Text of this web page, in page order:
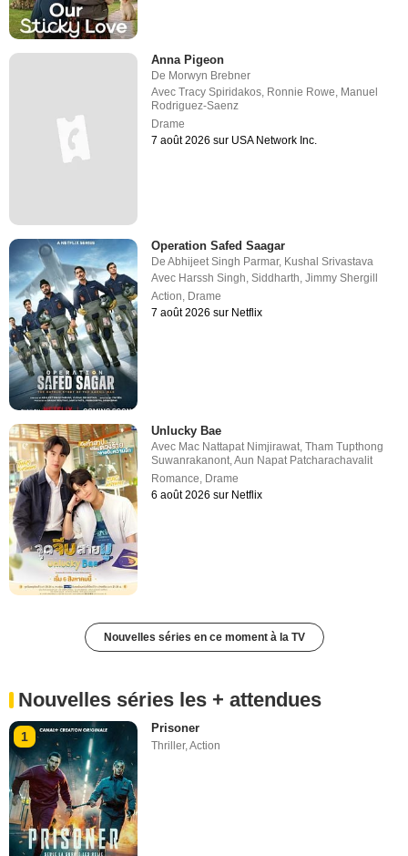
Anna Pigeon
De Morwyn Brebner
AvecTracy Spiridakos, Ronnie Rowe, Manuel
Rodriguez-Saenz
Drame
7 août 2026 sur USA Network Inc.
Operation Safed Saagar
DeAbhijeet Singh Parmar, Kushal Srivastava
Avec Harssh Singh ,Siddharth ,Jimmy Shergill
Action Drame
7 août 2026 sur Netflix
Unlucky Bae
Avec Mac Nattapat Nimjirawat,Tham Tupthong
Suwanrakanont,Aun Napat Patcharachavalit
Romance, Drame
6 août 2026 sur Netflix
Nouvelles séries en ce moment à la TV
Nouvelles séries les + attendues
1
Prisoner
Thriller,Action